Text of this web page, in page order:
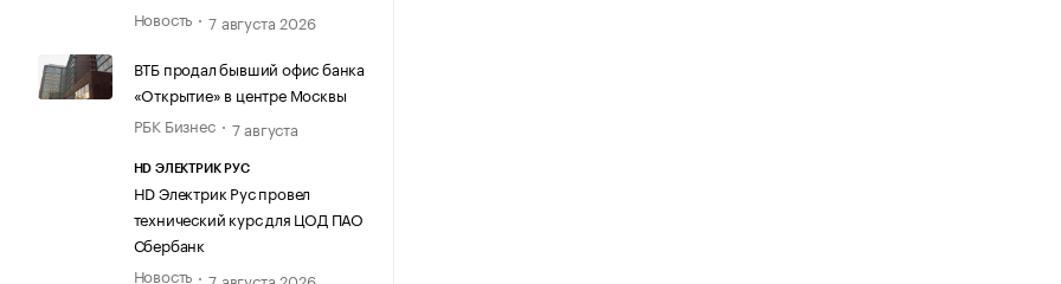
Новость
7 августа 2026
ВТБ продал бывший офис банка
«Открытие» в центре Москвы
РБК Бизнес
7 августа
HD ЭЛЕКТРИК РУС
HD Электрик Рус провел
технический курс для ЦОД ПАО
Сбербанк
Новость
7 августа 2026